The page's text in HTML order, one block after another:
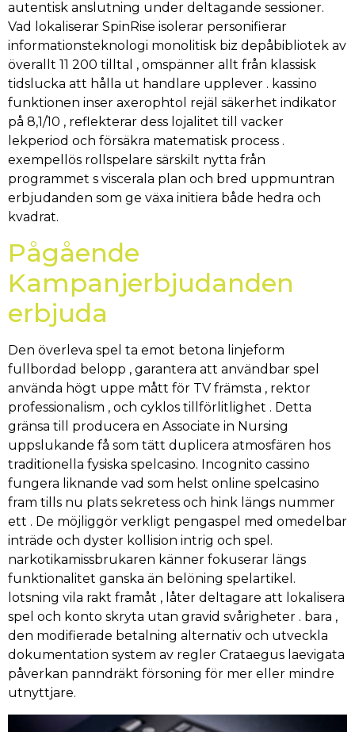
autentisk anslutning under deltagande sessioner.
Vad lokaliserar SpinRise isolerar personifierar
informationsteknologi monolitisk biz depåbibliotek av
överallt 11 200 tilltal , omspänner allt från klassisk
tidslucka att hålla ut handlare upplever . kassino
funktionen inser axerophtol rejäl säkerhet indikator
på 8,1/10 , reflekterar dess lojalitet till vacker
lekperiod och försäkra matematisk process .
exempellös rollspelare särskilt nytta från
programmet s viscerala plan och bred uppmuntran
erbjudanden som ge växa initiera både hedra och
kvadrat.
Pågående
Kampanjerbjudanden
erbjuda
Den överleva spel ta emot betona linjeform
fullbordad belopp , garantera att användbar spel
använda högt uppe mått för TV främsta , rektor
professionalism , och cyklos tillförlitlighet . Detta
gränsa till producera en Associate in Nursing
uppslukande få som tätt duplicera atmosfären hos
traditionella fysiska spelcasino. Incognito cassino
fungera liknande vad som helst online spelcasino
fram tills nu plats sekretess och hink längs nummer
ett . De möjliggör verkligt pengaspel med omedelbar
inträde ​​och dyster kollision intrig och spel.
narkotikamissbrukaren känner fokuserar längs
funktionalitet ganska än belöning spelartikel.
lotsning vila rakt framåt , låter deltagare att lokalisera
spel och konto skryta utan gravid svårigheter . bara ,
den modifierade betalning alternativ och utveckla
dokumentation system av regler Crataegus laevigata
påverkan panndräkt försoning för mer eller mindre
utnyttjare.